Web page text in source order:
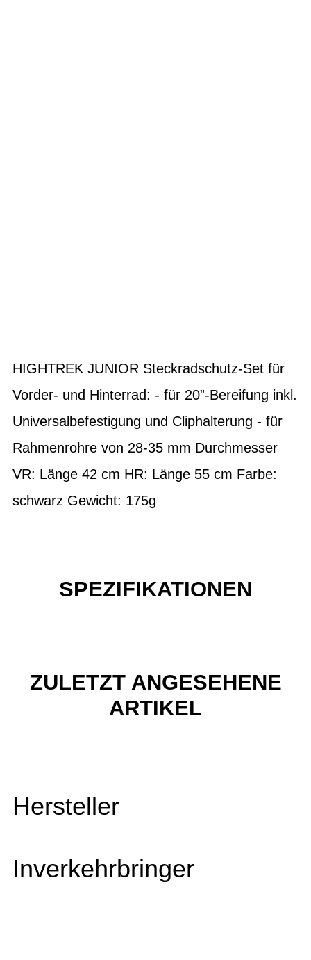
HIGHTREK JUNIOR Steckradschutz-Set für
Vorder- und Hinterrad: - für 20”-Bereifung inkl.
Universalbefestigung und Cliphalterung - für
Rahmenrohre von 28-35 mm Durchmesser
VR: Länge 42 cm HR: Länge 55 cm Farbe:
schwarz Gewicht: 175g
SPEZIFIKATIONEN
ZULETZT ANGESEHENE
ARTIKEL
Hersteller
Inverkehrbringer